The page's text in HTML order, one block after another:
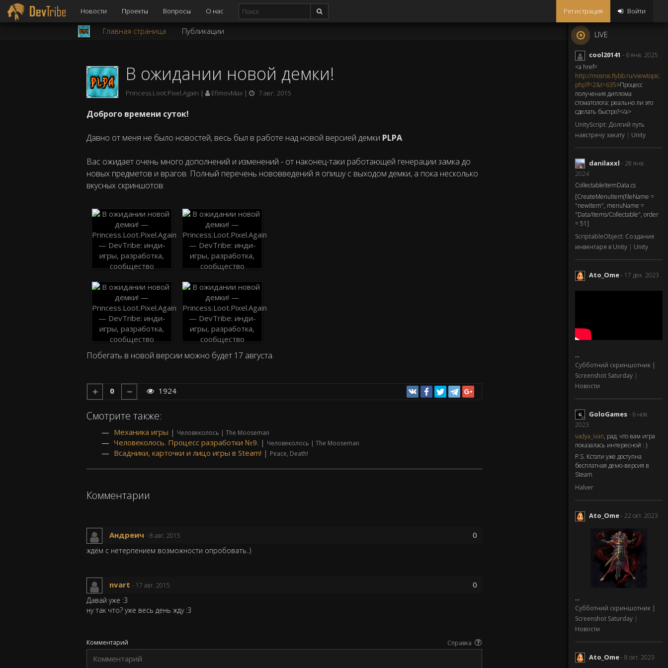
Регистрация Войти
Новости Проекты Вопросы О нас
LIVE
cool20141 - 6 янв. 2025
<a href=
http://mosros.flybb.ru/viewtopic.
php?f=2&t=635>Процесс
получения диплома
стоматолога: реально ли это
сделать быстро?</a>
UnityScript: Долгий путь
навстречу закату | Unity
danilaxxl - 28 янв.
2024
CollectableItemData.cs
[CreateMenuItem(fileName =
"newItem", menuName =
"Data/Items/Collectable", order
= 51]
ScriptableObject: Создание
инвентаря в Unity | Unity
Ato_Ome- 17 дек. 2023
...
Субботний скриншотник |
Screenshot Saturday |
Новости
GoloGames- 6 ноя.
2023
vadya_ivan, рад, что вам игра
показалась интересной : )
P.S. Кстати уже доступна
бесплатная демо-версия в
Steam
Halver
Ato_Ome- 22 окт. 2023
...
Субботний скриншотник |
Screenshot Saturday |
Новости
Ato_Ome- 8 окт. 2023
Главная страница Публикации
В ожидании новой демки!
Princess.Loot.Pixel.Again EfimovMax 7 авг. 2015
Доброго времени суток!
Давно от меня не было новостей, весь был в работе над новой версией демки PLPA.
Вас ожидает очень много дополнений и изменений - от наконец-таки работающей генерации замка до
новых предметов и врагов. Полный перечень нововведений я опишу с выходом демки, а пока несколько
вкусных скриншотов:
Побегать в новой версии можно будет 17 августа.
0 1924
Смотрите также:
Механика игры | Человеколось | The Mooseman
Человеколось. Процесс разработки №9. | Человеколось | The Mooseman
Всадники, карточки и лицо игры в Steam! | Peace, Death!
Комментарии
Андреич - 8 авг. 2015 0
ждём с нетерпением возможности опробовать..)
nvart - 17 авг. 2015 0
Давай уже :3
ну так что? уже весь день жду :3
Комментарий Справка